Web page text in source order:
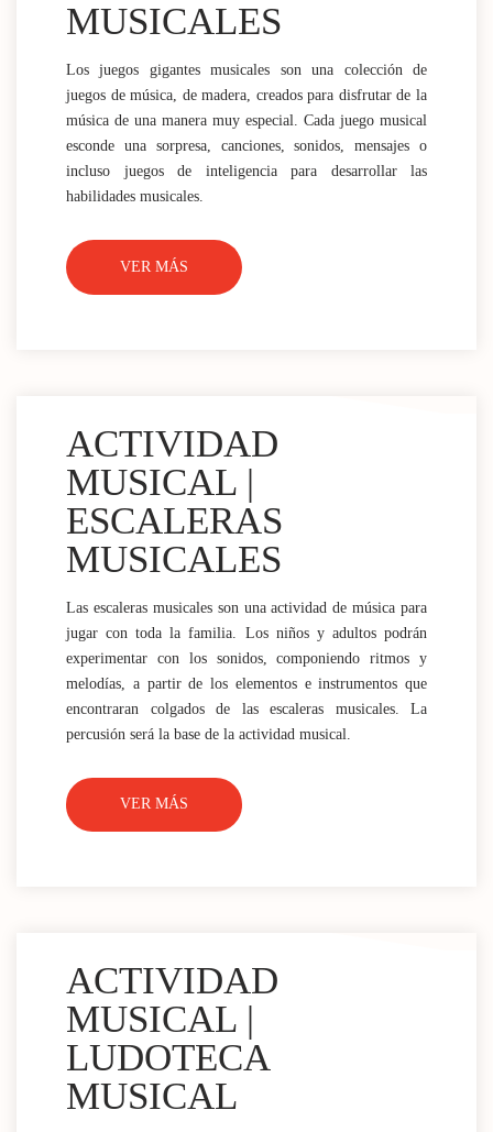
MUSICALES
Los juegos gigantes musicales son una colección de
juegos de música, de madera, creados para disfrutar de la
música de una manera muy especial. Cada juego musical
esconde una sorpresa, canciones, sonidos, mensajes o
incluso juegos de inteligencia para desarrollar las
habilidades musicales.
VER MÁS
ACTIVIDAD
MUSICAL |
ESCALERAS
MUSICALES
Las escaleras musicales son una actividad de música para
jugar con toda la familia. Los niños y adultos podrán
experimentar con los sonidos, componiendo ritmos y
melodías, a partir de los elementos e instrumentos que
encontraran colgados de las escaleras musicales. La
percusión será la base de la actividad musical.
VER MÁS
ACTIVIDAD
MUSICAL |
LUDOTECA
MUSICAL